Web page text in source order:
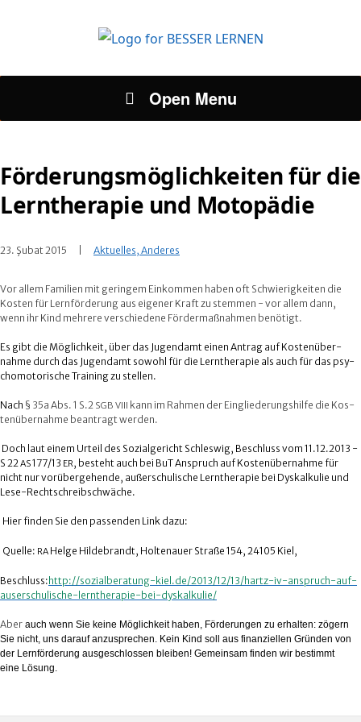
Open Menu
Förderungsmöglichkeiten für die
Lerntherapie und Motopädie
23. Şubat 2015 Aktuelles, Anderes
Vor allem Fami­lien mit gerin­gem Ein­kom­men haben oft Schwie­rig­kei­ten die
Kos­ten für Lern­för­de­rung aus eige­ner Kraft zu stem­men - vor allem dann,
wenn ihr Kind meh­rere ver­schie­dene För­der­maß­nah­men benötigt.
Es gibt die Mög­lich­keit, über das Jugend­amt einen Antrag auf Kos­ten­über­
nahme durch das Jugend­amt sowohl für die Lern­the­ra­pie als auch für das psy­
cho­mo­to­ri­sche Trai­ning zu stellen.
Nach § 35a Abs. 1 S.2 SGB VIII kann im Rah­men der Ein­glie­de­rungs­hilfe die Kos­
ten­über­nahme bean­tragt werden.
Doch laut einem Urteil des Sozi­al­ge­richt Schles­wig, Beschluss vom 11.12.2013 -
S 22 AS177/13 ER, besteht auch bei BuT Anspruch auf Kos­ten­über­nahme für
nicht nur vor­über­ge­hende, außer­schu­li­sche Lern­the­ra­pie bei Dys­kal­ku­lie und
Lese-Rechtschreibschwäche.
Hier fin­den Sie den pas­sen­den Link dazu:
Quelle: RA Helge Hil­de­brandt, Hol­ten­auer Straße 154, 24105 Kiel,
Beschluss:http://sozialberatung-kiel.de/2013/12/13/hartz-iv-anspruch-auf-
auserschulische-lerntherapie-bei-dyskalkulie/
Aber auch wenn Sie keine Mög­lich­keit haben, För­de­run­gen zu erhal­ten: zögern
Sie nicht, uns dar­auf anzu­spre­chen. Kein Kind soll aus finan­zi­el­len Grün­den von
der Lern­för­de­rung aus­ge­schlos­sen blei­ben! Gemein­sam fin­den wir bestimmt
eine Lösung.